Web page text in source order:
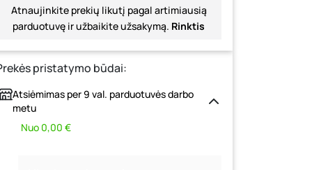
Atnaujinkite prekių likutį pagal artimiausią
parduotuvę ir užbaikite užsakymą. Rinktis
pristatymo būdai:
Atsiėmimas per 9 val. parduotuvės darbo
metu
Nuo 0,00 €